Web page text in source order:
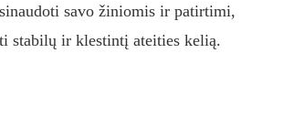
savo žiniomis ir patirtimi,
stabilų ir klestintį ateities kelią.